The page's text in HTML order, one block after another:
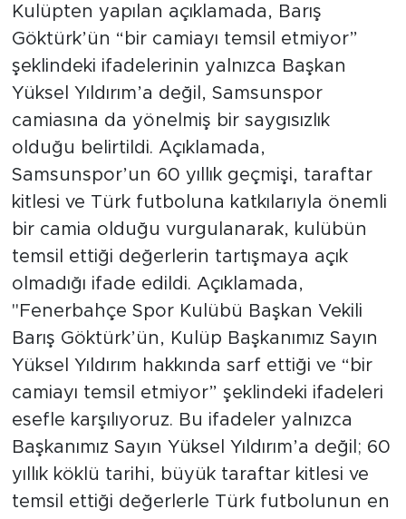
Kulüpten yapılan açıklamada, Barış
Göktürk’ün “bir camiayı temsil etmiyor”
şeklindeki ifadelerinin yalnızca Başkan
Yüksel Yıldırım’a değil, Samsunspor
camiasına da yönelmiş bir saygısızlık
olduğu belirtildi. Açıklamada,
Samsunspor’un 60 yıllık geçmişi, taraftar
kitlesi ve Türk futboluna katkılarıyla önemli
bir camia olduğu vurgulanarak, kulübün
temsil ettiği değerlerin tartışmaya açık
olmadığı ifade edildi. Açıklamada,
"Fenerbahçe Spor Kulübü Başkan Vekili
Barış Göktürk’ün, Kulüp Başkanımız Sayın
Yüksel Yıldırım hakkında sarf ettiği ve “bir
camiayı temsil etmiyor” şeklindeki ifadeleri
esefle karşılıyoruz. Bu ifadeler yalnızca
Başkanımız Sayın Yüksel Yıldırım’a değil; 60
yıllık köklü tarihi, büyük taraftar kitlesi ve
temsil ettiği değerlerle Türk futbolunun en